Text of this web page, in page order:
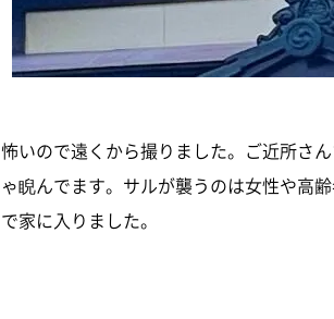
怖いので遠くから撮りました。ご近所さ
ゃ睨んでます。サルが襲うのは女性や高
で家に入りました。